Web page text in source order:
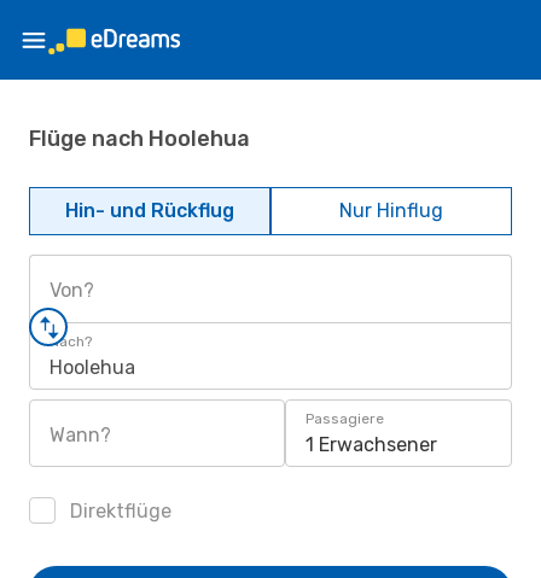
Flüge nach Hoolehua
Hin- und Rückflug Nur Hinflug
Von?
Nach?
Hoolehua
Wann?
Passagiere
1 Erwachsener
Direktflüge